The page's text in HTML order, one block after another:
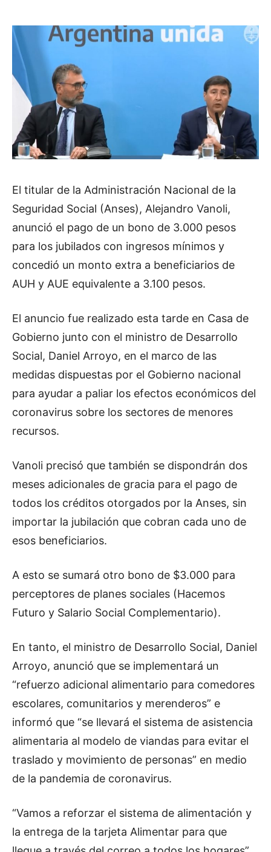
El titular de la Administración Nacional de la
Seguridad Social (Anses), Alejandro Vanoli,
anunció el pago de un bono de 3.000 pesos
para los jubilados con ingresos mínimos y
concedió un monto extra a beneficiarios de
AUH y AUE equivalente a 3.100 pesos.
El anuncio fue realizado esta tarde en Casa de
Gobierno junto con el ministro de Desarrollo
Social, Daniel Arroyo, en el marco de las
medidas dispuestas por el Gobierno nacional
para ayudar a paliar los efectos económicos del
coronavirus sobre los sectores de menores
recursos.
Vanoli precisó que también se dispondrán dos
meses adicionales de gracia para el pago de
todos los créditos otorgados por la Anses, sin
importar la jubilación que cobran cada uno de
esos beneficiarios.
A esto se sumará otro bono de $3.000 para
perceptores de planes sociales (Hacemos
Futuro y Salario Social Complementario).
En tanto, el ministro de Desarrollo Social, Daniel
Arroyo, anunció que se implementará un
“refuerzo adicional alimentario para comedores
escolares, comunitarios y merenderos” e
informó que “se llevará el sistema de asistencia
alimentaria al modelo de viandas para evitar el
traslado y movimiento de personas” en medio
de la pandemia de coronavirus.
“Vamos a reforzar el sistema de alimentación y
la entrega de la tarjeta Alimentar para que